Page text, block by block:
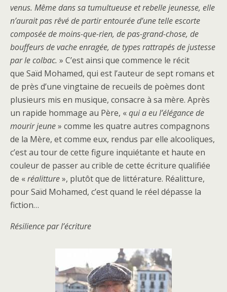
venus. Même dans sa tumultueuse et rebelle jeunesse, elle
n’aurait pas rêvé de partir entourée d’une telle escorte
composée de moins-que-rien, de pas-grand-chose, de
bouffeurs de vache enragée, de types rattrapés de justesse
par le colbac. » C’est ainsi que commence le récit
que Saïd Mohamed, qui est l’auteur de sept romans et
de près d’une vingtaine de recueils de poèmes dont
plusieurs mis en musique, consacre à sa mère. Après
un rapide hommage au Père, «qui a eu l’élégance de
mourir jeune» comme les quatre autres compagnons
de la Mère, et comme eux, rendus par elle alcooliques,
c’est au tour de cette figure inquiétante et haute en
couleur de passer au crible de cette écriture qualifiée
de «réalitture», plutôt que de littérature. Réalitture,
pour Saïd Mohamed, c’est quand le réel dépasse la
fiction…
Résilience par l’écriture